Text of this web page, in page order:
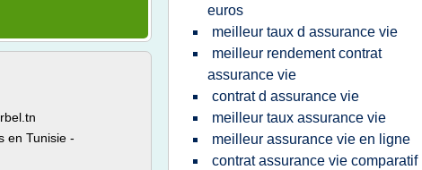
en Tunisie -
euros
meilleur taux d assurance vie
meilleur rendement contrat
assurance vie
contrat d assurance vie
meilleur taux assurance vie
meilleur assurance vie en ligne
contrat assurance vie comparatif